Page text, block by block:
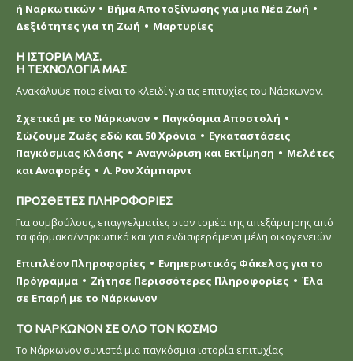
ή Ναρκωτικών
Βήμα Αποτοξίνωσης για μια Νέα Ζωή
Δεξιότητες για τη Ζωή
Μαρτυρίες
Η ΙΣΤΟΡΙΑ ΜΑΣ.
Η ΤΕΧΝΟΛΟΓΙΑ ΜΑΣ
Ανακάλυψε ποιο είναι το κλειδί για τις επιτυχίες του Νάρκωνον.
Σχετικά με το Νάρκωνον
Παγκόσμια Αποστολή
Σώζουμε Ζωές εδώ και 50 Χρόνια
Εγκαταστάσεις
Παγκόσμιας Κλάσης
Αναγνώριση και Εκτίμηση
Μελέτες
και Αναφορές
Λ. Ρον Χάμπαρντ
ΠΡΟΣΘΕΤΕΣ ΠΛΗΡΟΦΟΡΙΕΣ
Για συμβούλους, επαγγελματίες στον τομέα της απεξάρτησης από
τα φάρμακα/ναρκωτικά και για ενδιαφερόμενα μέλη οικογενειών
Επιπλέον Πληροφορίες
Ενημερωτικός Φάκελος για το
Πρόγραμμα
Ζήτησε Περισσότερες Πληροφορίες
Έλα
σε Επαρή με το Νάρκωνον
ΤΟ ΝΑΡΚΩΝΟΝ ΣΕ ΟΛΟ ΤΟΝ ΚΟΣΜΟ
Το Νάρκωνον συνιστά μια παγκόσμια ιστορία επιτυχίας